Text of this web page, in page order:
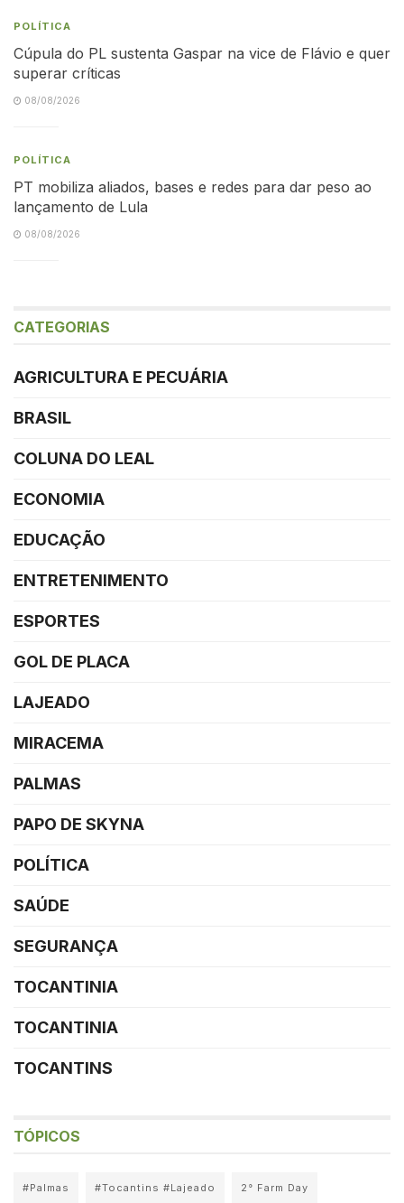
POLÍTICA
Cúpula do PL sustenta Gaspar na vice de Flávio e quer
superar críticas
08/08/2026
POLÍTICA
PT mobiliza aliados, bases e redes para dar peso ao
lançamento de Lula
08/08/2026
CATEGORIAS
AGRICULTURA E PECUÁRIA
BRASIL
COLUNA DO LEAL
ECONOMIA
EDUCAÇÃO
ENTRETENIMENTO
ESPORTES
GOL DE PLACA
LAJEADO
MIRACEMA
PALMAS
PAPO DE SKYNA
POLÍTICA
SAÚDE
SEGURANÇA
TOCANTINIA
TOCANTINIA
TOCANTINS
TÓPICOS
#Palmas #Tocantins #Lajeado 2° Farm Day